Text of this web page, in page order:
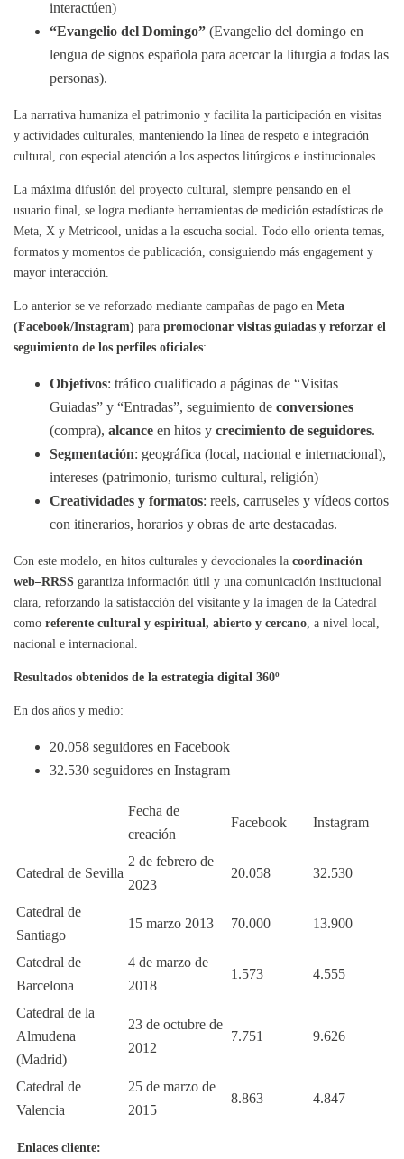
interactúen)
“Evangelio del Domingo” (Evangelio del domingo en
lengua de signos española para acercar la liturgia a todas las
personas).
La narrativa humaniza el patrimonio y facilita la participación en visitas
y actividades culturales, manteniendo la línea de respeto e integración
cultural, con especial atención a los aspectos litúrgicos e institucionales.
La máxima difusión del proyecto cultural, siempre pensando en el
usuario final, se logra mediante herramientas de medición estadísticas de
Meta, X y Metricool, unidas a la escucha social. Todo ello orienta temas,
formatos y momentos de publicación, consiguiendo más engagement y
mayor interacción.
Lo anterior se ve reforzado mediante campañas de pago en Meta
(Facebook/Instagram) para promocionar visitas guiadas y reforzar el
seguimiento de los perfiles oficiales:
Objetivos: tráfico cualificado a páginas de “Visitas
Guiadas” y “Entradas”, seguimiento de conversiones
(compra), alcance en hitos y crecimiento de seguidores.
Segmentación: geográfica (local, nacional e internacional),
intereses (patrimonio, turismo cultural, religión)
Creatividades y formatos: reels, carruseles y vídeos cortos
con itinerarios, horarios y obras de arte destacadas.
Con este modelo, en hitos culturales y devocionales la coordinación
web–RRSS garantiza información útil y una comunicación institucional
clara, reforzando la satisfacción del visitante y la imagen de la Catedral
como referente cultural y espiritual, abierto y cercano , a nivel local,
nacional e internacional.
Resultados obtenidos de la estrategia digital 360º
En dos años y medio:
20.058 seguidores en Facebook
32.530 seguidores en Instagram
Fecha de
creación
Facebook Instagram
Catedral de Sevilla
2 de febrero de
2023
20.058 32.530
Catedral de
Santiago
15 marzo 2013 70.000 13.900
Catedral de
Barcelona
4 de marzo de
2018
1.573 4.555
Catedral de la
Almudena
(Madrid)
23 de octubre de
2012
7.751 9.626
Catedral de
Valencia
25 de marzo de
2015
8.863 4.847
Enlaces cliente: